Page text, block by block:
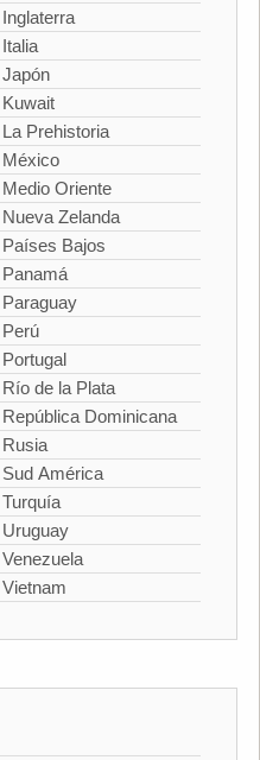
Inglaterra
Italia
Japón
Kuwait
La Prehistoria
México
Medio Oriente
Nueva Zelanda
Países Bajos
Panamá
Paraguay
Perú
Portugal
Río de la Plata
República Dominicana
Rusia
Sud América
Turquía
Uruguay
Venezuela
Vietnam